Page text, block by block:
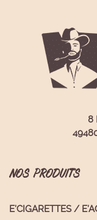
8
NOS PRODUITS
E’CIGARETTES /